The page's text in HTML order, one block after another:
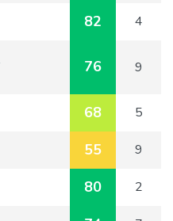
82 4
76 9
68 5
55 9
80 2